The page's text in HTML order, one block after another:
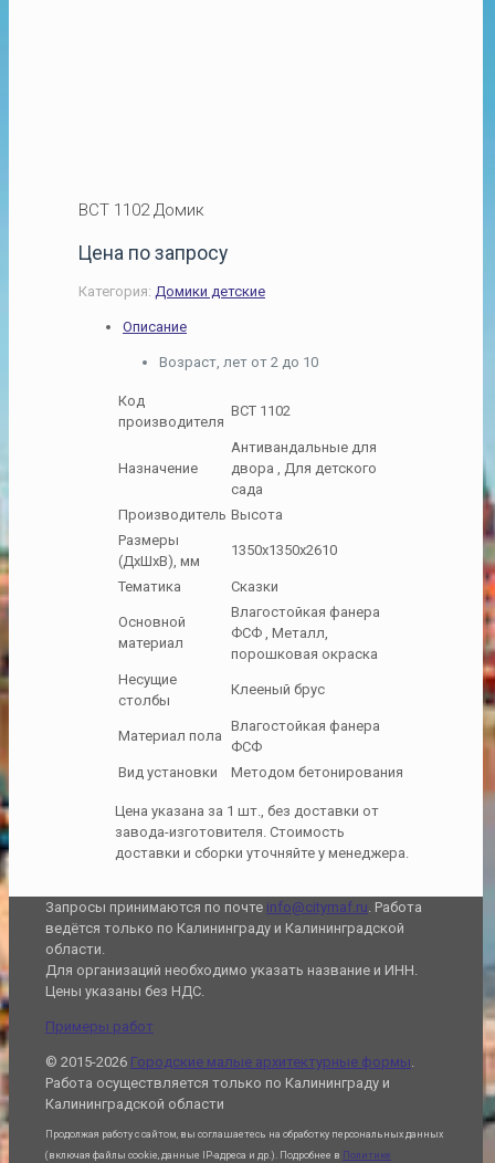
ВСТ 1102 Домик
Цена по запросу
Категория: Домики детские
Описание
Возраст, лет от 2 до 10
Код
производителя
ВСТ 1102
Назначение
Антивандальные для
двора , Для детского
сада
Производитель Высота
Размеры
(ДхШхВ), мм
1350х1350х2610
Тематика Сказки
Основной
материал
Влагостойкая фанера
ФСФ , Металл,
порошковая окраска
Несущие
столбы
Клееный брус
Материал пола
Влагостойкая фанера
ФСФ
Вид установки
Методом бетонирования
Цена указана за 1 шт., без доставки от
завода-изготовителя. Стоимость
доставки и сборки уточняйте у менеджера.
Запросы принимаются по почте info@citymaf.ru. Работа
ведётся только по Калининграду и Калининградской
области.
Для организаций необходимо указать название и ИНН.
Цены указаны без НДС.
Примеры работ
© 2015-2026 Городские малые архитектурные формы.
Работа осуществляется только по Калининграду и
Калининградской области
Продолжая работу с сайтом, вы соглашаетесь на обработку персональных данных
(включая файлы cookie, данные IP-адреса и др.). Подробнее в Политике